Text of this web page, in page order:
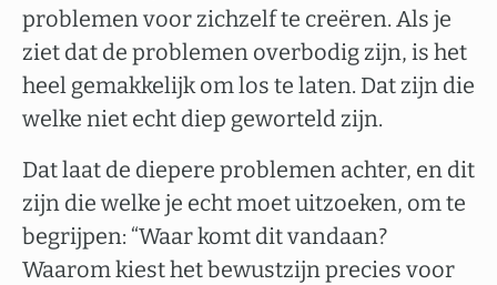
problemen voor zichzelf te creëren. Als je
ziet dat de problemen overbodig zijn, is het
heel gemakkelijk om los te laten. Dat zijn die
welke niet echt diep geworteld zijn.
Dat laat de diepere problemen achter, en dit
zijn die welke je echt moet uitzoeken, om te
begrijpen: “Waar komt dit vandaan?
Waarom kiest het bewustzijn precies voor